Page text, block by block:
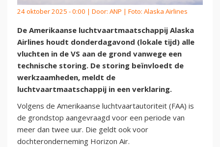
24 oktober 2025 - 0:00 | Door: ANP | Foto: Alaska Airlines
De Amerikaanse luchtvaartmaatschappij Alaska
Airlines houdt donderdagavond (lokale tijd) alle
vluchten in de VS aan de grond vanwege een
technische storing. De storing beïnvloedt de
werkzaamheden, meldt de
luchtvaartmaatschappij in een verklaring.
Volgens de Amerikaanse luchtvaartautoriteit (FAA) is
de grondstop aangevraagd voor een periode van
meer dan twee uur. Die geldt ook voor
dochteronderneming Horizon Air.